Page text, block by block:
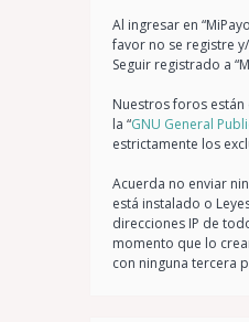
Al ingresar en
favor no se registre
Seguir registrado a
Nuestros foros están
la “GNU General
estrictamente los
Acuerda no enviar
está instalado o
direcciones IP de
momento que lo
con ninguna tercera